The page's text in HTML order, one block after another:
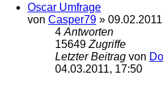
Oscar Umfrage
von Casper79 »
4 Antworten
15649 Zugriffe
Letzter Beitrag von
04.03.2011, 17:50